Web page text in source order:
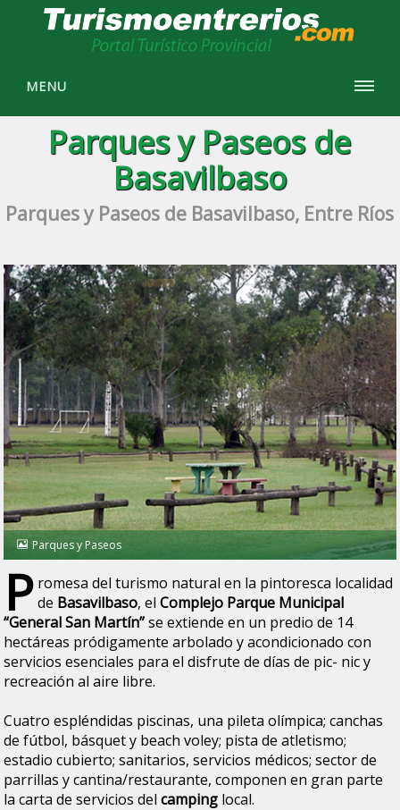
MENU
Parques y Paseos de
Basavilbaso
Parques y Paseos de Basavilbaso, Entre Ríos
Parques y Paseos
P romesa del turismo natural en la pintoresca localidad
de Basavilbaso, elComplejo Parque Municipal
“General San Martín”se extiende en un predio de 14
hectáreas pródigamente arbolado y acondicionado con
servicios esenciales para el disfrute de días de pic- nic y
recreación al aire libre.
Cuatro espléndidas piscinas, una pileta olímpica; canchas
de fútbol, básquet y beach voley; pista de atletismo;
estadio cubierto; sanitarios, servicios médicos; sector de
parrillas y cantina/restaurante, componen en gran parte
la carta de servicios delcamping local.